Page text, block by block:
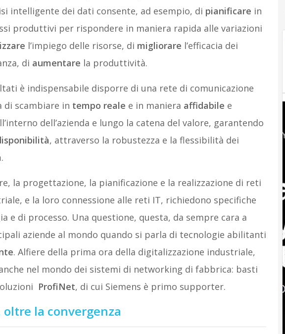
intelligente dei dati consente, ad esempio, di pianificare in
produttivi per rispondere in maniera rapida alle variazioni
l’impiego delle risorse, di migliorare l’efficacia dei
di aumentare la produttività.
è indispensabile disporre di una rete di comunicazione
di scambiare in tempo reale e in maniera affidabile e
dell’azienda e lungo la catena del valore, garantendo
, attraverso la robustezza e la flessibilità dei
.
la progettazione, la pianificazione e la realizzazione di reti
e la loro connessione alle reti IT, richiedono specifiche
e di processo. Una questione, questa, da sempre cara a
aziende al mondo quando si parla di tecnologie abilitanti
. Alfiere della prima ora della digitalizzazione industriale,
nel mondo dei sistemi di networking di fabbrica: basti
ProfiNet, di cui Siemens è primo supporter.
la convergenza